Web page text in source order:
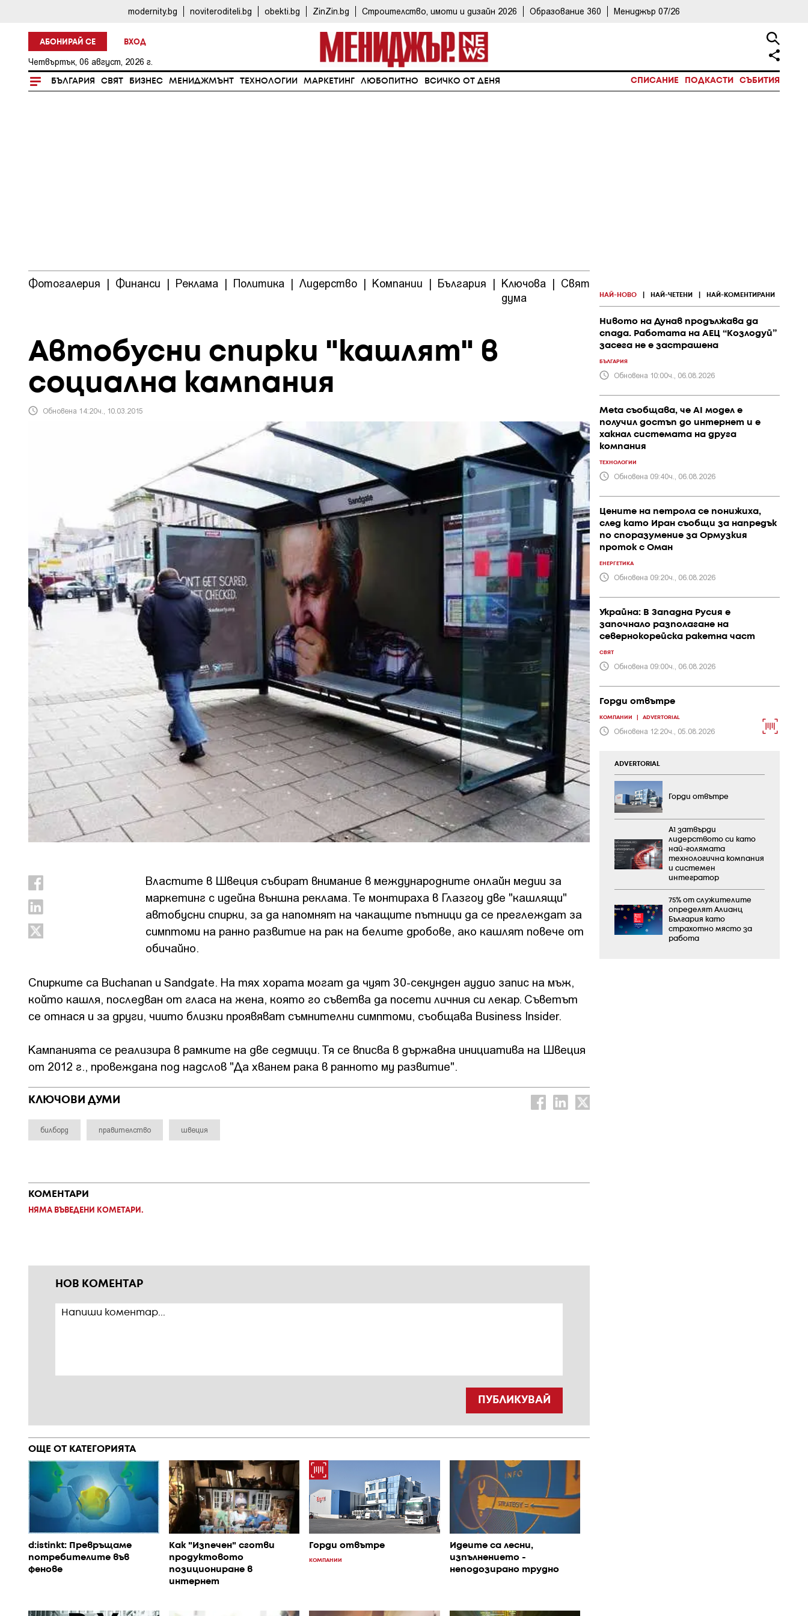
modernity.bg noviteroditeli.bg obekti.bg ZinZin.bg Строителство, имоти и дизайн 2026 Образование 360 Мениджър 07/26
АБОНИРАЙ СЕ ВХОД
Четвъртък, 06 август, 2026 г.
БЪЛГАРИЯ СВЯТ БИЗНЕС МЕНИДЖМЪНТ ТЕХНОЛОГИИ МАРКЕТИНГ ЛЮБОПИТНО ВСИЧКО ОТ ДЕНЯ СПИСАНИЕ ПОДКАСТИ СЪБИТИЯ
Фотогалерия | Финанси | Реклама | Политика | Лидерство | Компании | България | Ключова
дума
| Свят
събития
Автобусни спирки "кашлят" в
социална кампания
Обновена 14:20ч., 10.03.2015
Властите в Швеция събират внимание в международните онлайн медии за
маркетинг с идейна външна реклама. Те монтираха в Глазгоу две "кашлящи"
автобусни спирки, за да напомнят на чакащите пътници да се преглеждат за
симптоми на ранно развитие на рак на белите дробове, ако кашлят повече от
обичайно.
Спирките са Buchanan и Sandgate. На тях хората могат да чуят 30-секунден аудио запис на мъж,
който кашля, последван от гласа на жена, която го съветва да посети личния си лекар. Съветът
се отнася и за други, чиито близки проявяват съмнителни симптоми, съобщава Business Insider.
Кампанията се реализира в рамките на две седмици. Тя се вписва в държавна инициатива на Швеция
от 2012 г., провеждана под надслов "Да хванем рака в ранното му развитие".
КЛЮЧОВИ ДУМИ
билборд правителство швеция
КОМЕНТАРИ
НЯМА ВЪВЕДЕНИ КОМЕТАРИ.
НОВ КОМЕНТАР
ПУБЛИКУВАЙ
ОЩЕ ОТ КАТЕГОРИЯТА
d:istinkt: Превръщаме
потребителите във
фенове
Как "Изпечен" сготви
продуктовото
позициониране в
интернет
Горди отвътре
КОМПАНИИ
Идеите са лесни,
изпълнението -
неподозирано трудно
НАЙ-НОВО НАЙ-ЧЕТЕНИ НАЙ-КОМЕНТИРАНИ
Нивото на Дунав продължава да
спада. Работата на АЕЦ “Козлодуй”
засега не е застрашена
БЪЛГАРИЯ
Обновена 10:00ч., 06.08.2026
Meta съобщава, че AI модел е
получил достъп до интернет и е
хакнал системата на друга
компания
ТЕХНОЛОГИИ
Обновена 09:40ч., 06.08.2026
Цените на петрола се понижиха,
след като Иран съобщи за напредък
по споразумение за Ормузкия
проток с Оман
ЕНЕРГЕТИКА
Обновена 09:20ч., 06.08.2026
Украйна: В Западна Русия е
започнало разполагане на
севернокорейска ракетна част
СВЯТ
Обновена 09:00ч., 06.08.2026
Горди отвътре
КОМПАНИИ ADVERTORIAL
Обновена 12:20ч., 05.08.2026
ADVERTORIAL
Горди отвътре
А1 затвърди
лидерството си като
най-голямата
технологична компания
и системен
интегратор
75% от служителите
определят Алианц
България като
страхотно място за
работа